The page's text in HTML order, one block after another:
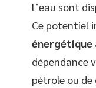
l’eau sont
Ce potentiel
énergétique
dépendance
pétrole ou de